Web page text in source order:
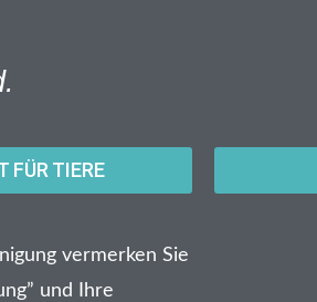
FÜR TIERE
vermerken Sie
und Ihre